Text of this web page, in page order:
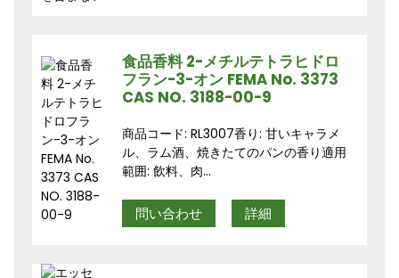
食品香料 2-メチルテトラヒドロ
フラン-3-オン FEMA No. 3373
CAS NO. 3188-00-9
商品コード: RL3007香り: 甘いキャラメ
ル、ラム酒、焼きたてのパンの香り適用
範囲: 飲料、肉...
問い合わせ 詳細